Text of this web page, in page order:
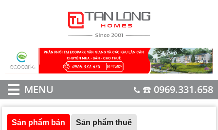
MENU ☎️ 0969.331.658
Sản phẩm bán Sản phẩm thuê